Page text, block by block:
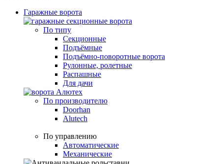
Гаражные ворота
По типу
Секционные
Подъёмные
Подъёмно-поворотные ворота
Рулонные, ролетные
Распашные
Для дачи
По производителю
Doorhan
Alutech
По управлению
Автоматические
Механические